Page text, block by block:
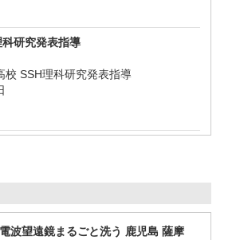
研究発表指導
SSH理科研究発表指導
波望遠鏡まるごと洗う 鹿児島 薩摩